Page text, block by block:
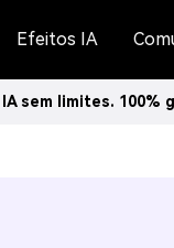
Efeitos IA
sem limites. 100%